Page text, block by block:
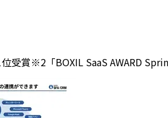
受賞※2「BOXIL SaaS AWARD